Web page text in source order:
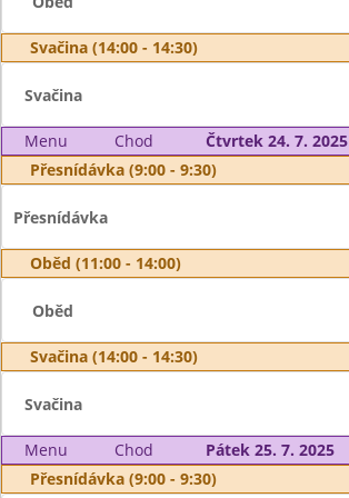
Svačina (14:00 - 14:30)
Svačina
Menu Chod
Čtvrtek 24. 7. 2025
Přesnídávka (9:00 - 9:30)
Přesnídávka
Oběd (11:00 - 14:00)
Oběd
Svačina (14:00 - 14:30)
Svačina
Menu Chod
Pátek 25. 7. 2025
Přesnídávka (9:00 - 9:30)